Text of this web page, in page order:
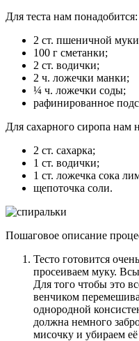
Для теста нам понадобится:
2 ст. пшеничной
100 г сметанки;
2 ст. водички;
2 ч. ложечки манки;
¼ ч. ложечки соды;
рафинированное
Для сахарного сиропа нам
2 ст. сахарка;
1 ст. водички;
1 ст. ложечка сока
щепоточка соли.
Пошаговое описание
Тесто готовится
просеиваем муку.
Для того чтобы это
венчиком
однородной
должна немного
мисочку и убираем